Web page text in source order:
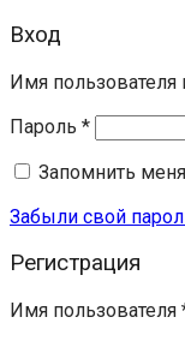
Вход
Имя пользователя
Пароль *
Запомнить меня
Забыли свой
Регистрация
Имя пользователя